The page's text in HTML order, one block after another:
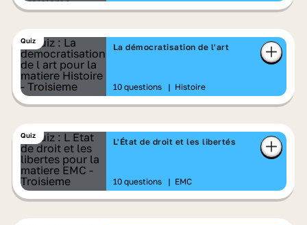
Quiz
La démocratisation de l'art
10 questions | Histoire
Quiz
L'État de droit et les libertés
10 questions | EMC